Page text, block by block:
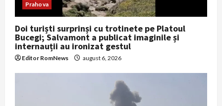
Prahova
Doi turiști surprinși cu trotinete pe Platoul
Bucegi; Salvamont a publicat imaginile și
internauții au ironizat gestul
Editor RomNews august 6, 2026